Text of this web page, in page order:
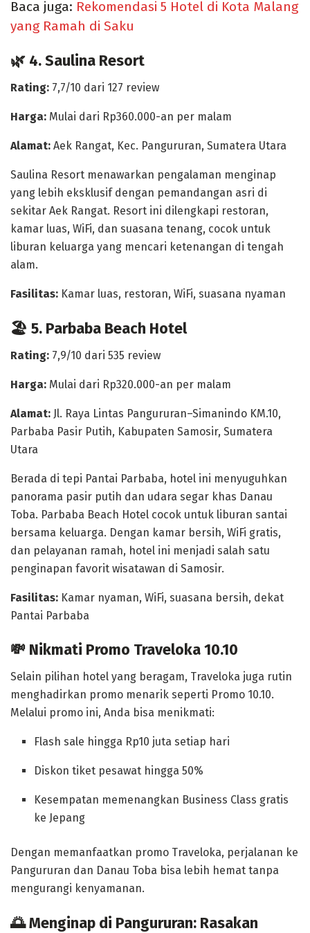
Baca juga: Rekomendasi 5 Hotel di Kota Malang
yang Ramah di Saku
🌿 4. Saulina Resort
Rating: 7,7/10 dari 127 review
Harga: Mulai dari Rp360.000-an per malam
Alamat: Aek Rangat, Kec. Pangururan, Sumatera Utara
Saulina Resort menawarkan pengalaman menginap
yang lebih eksklusif dengan pemandangan asri di
sekitar Aek Rangat. Resort ini dilengkapi restoran,
kamar luas, WiFi, dan suasana tenang, cocok untuk
liburan keluarga yang mencari ketenangan di tengah
alam.
Fasilitas: Kamar luas, restoran, WiFi, suasana nyaman
🏖️ 5. Parbaba Beach Hotel
Rating: 7,9/10 dari 535 review
Harga: Mulai dari Rp320.000-an per malam
Alamat: Jl. Raya Lintas Pangururan–Simanindo KM.10,
Parbaba Pasir Putih, Kabupaten Samosir, Sumatera
Utara
Berada di tepi Pantai Parbaba, hotel ini menyuguhkan
panorama pasir putih dan udara segar khas Danau
Toba. Parbaba Beach Hotel cocok untuk liburan santai
bersama keluarga. Dengan kamar bersih, WiFi gratis,
dan pelayanan ramah, hotel ini menjadi salah satu
penginapan favorit wisatawan di Samosir.
Fasilitas: Kamar nyaman, WiFi, suasana bersih, dekat
Pantai Parbaba
💸 Nikmati Promo Traveloka 10.10
Selain pilihan hotel yang beragam, Traveloka juga rutin
menghadirkan promo menarik seperti Promo 10.10.
Melalui promo ini, Anda bisa menikmati:
Flash sale hingga Rp10 juta setiap hari
Diskon tiket pesawat hingga 50%
Kesempatan memenangkan Business Class gratis
ke Jepang
Dengan memanfaatkan promo Traveloka, perjalanan ke
Pangururan dan Danau Toba bisa lebih hemat tanpa
mengurangi kenyamanan.
🌅 Menginap di Pangururan: Rasakan